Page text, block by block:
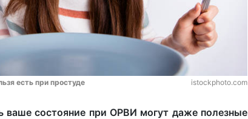
есть при простуде istockphoto.com
ваше состояние при ОРВИ могут даже полезные